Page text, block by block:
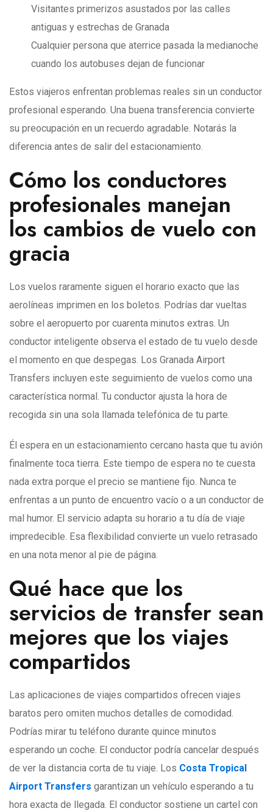
Visitantes primerizos asustados por las calles
antiguas y estrechas de Granada
Cualquier persona que aterrice pasada la medianoche
cuando los autobuses dejan de funcionar
Estos viajeros enfrentan problemas reales sin un conductor
profesional esperando. Una buena transferencia convierte
su preocupación en un recuerdo agradable. Notarás la
diferencia antes de salir del estacionamiento.
Cómo los conductores
profesionales manejan
los cambios de vuelo con
gracia
Los vuelos raramente siguen el horario exacto que las
aerolíneas imprimen en los boletos. Podrías dar vueltas
sobre el aeropuerto por cuarenta minutos extras. Un
conductor inteligente observa el estado de tu vuelo desde
el momento en que despegas. Los Granada Airport
Transfers incluyen este seguimiento de vuelos como una
característica normal. Tu conductor ajusta la hora de
recogida sin una sola llamada telefónica de tu parte.
Él espera en un estacionamiento cercano hasta que tu avión
finalmente toca tierra. Este tiempo de espera no te cuesta
nada extra porque el precio se mantiene fijo. Nunca te
enfrentas a un punto de encuentro vacío o a un conductor de
mal humor. El servicio adapta su horario a tu día de viaje
impredecible. Esa flexibilidad convierte un vuelo retrasado
en una nota menor al pie de página.
Qué hace que los
servicios de transfer sean
mejores que los viajes
compartidos
Las aplicaciones de viajes compartidos ofrecen viajes
baratos pero omiten muchos detalles de comodidad.
Podrías mirar tu teléfono durante quince minutos
esperando un coche. El conductor podría cancelar después
de ver la distancia corta de tu viaje. Los Costa Tropical
Airport Transfers garantizan un vehículo esperando a tu
hora exacta de llegada. El conductor sostiene un cartel con